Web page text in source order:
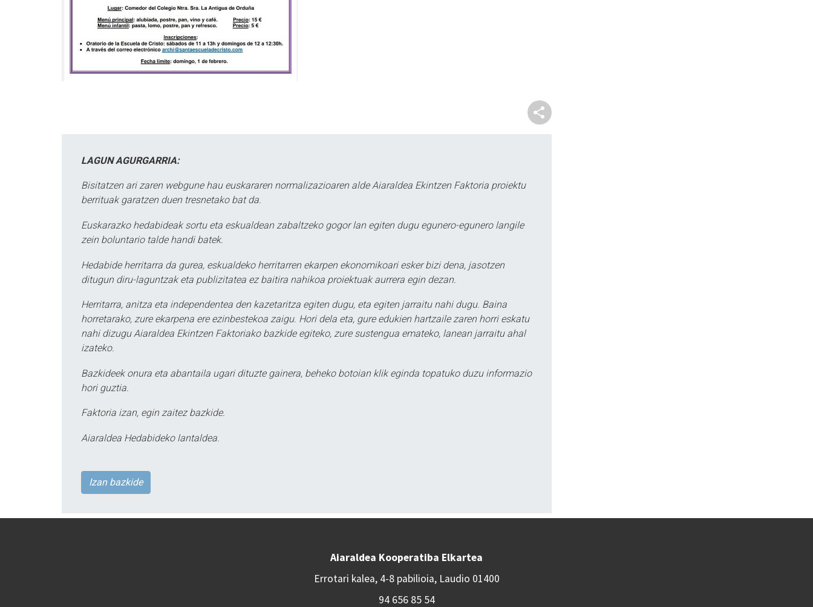
LAGUN AGURGARRIA:
Bisitatzen ari zaren webgune hau euskararen normalizazioaren alde Aiaraldea Ekintzen Faktoria proiektu
berrituak garatzen duen tresnetako bat da.
Euskarazko hedabideak sortu eta eskualdean zabaltzeko gogor lan egiten dugu egunero-egunero langile
zein boluntario talde handi batek.
Hedabide herritarra da gurea, eskualdeko herritarren ekarpen ekonomikoari esker bizi dena, jasotzen
ditugun diru-laguntzak eta publizitatea ez baitira nahikoa proiektuak aurrera egin dezan.
Herritarra, anitza eta independentea den kazetaritza egiten dugu, eta egiten jarraitu nahi dugu. Baina
horretarako, zure ekarpena ere ezinbestekoa zaigu. Hori dela eta, gure edukien hartzaile zaren horri eskatu
nahi dizugu Aiaraldea Ekintzen Faktoriako bazkide egiteko, zure sustengua emateko, lanean jarraitu ahal
izateko.
Bazkideek onura eta abantaila ugari dituzte gainera, beheko botoian klik eginda topatuko duzu informazio
hori guztia.
Faktoria izan, egin zaitez bazkide.
Aiaraldea Hedabideko lantaldea.
Izan bazkide
Aiaraldea Kooperatiba Elkartea
Errotari kalea, 4-8 pabilioia, Laudio 01400
94 656 85 54